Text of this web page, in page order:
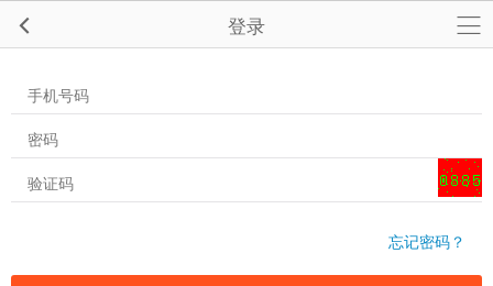
登录
忘记密码？